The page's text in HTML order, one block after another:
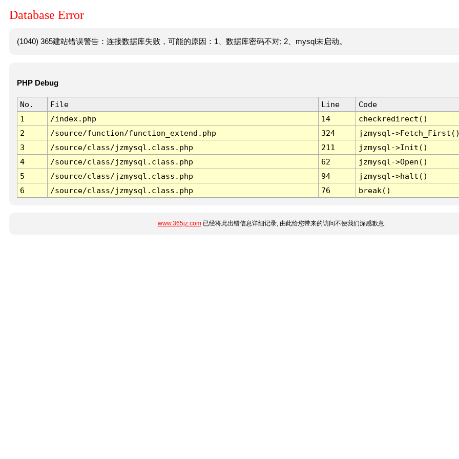
Database Error
(1040) 365建站错误警告：连接数据库失败，可能的原因：1、数据库密码不对; 2、mysql未启动。
PHP Debug
No. File Line
Code
1
/index.php 14
checkredirect()
2
/source/function/function_extend.php 324
jzmysql-
3
/source/class/jzmysql.class.php 211
jzmysql->Init()
4
/source/class/jzmysql.class.php 62
jzmysql->Open()
5
/source/class/jzmysql.class.php 94
jzmysql->halt()
6
/source/class/jzmysql.class.php 76 break()
www.365jz.com已经将此出错信息详细记录, 由此给您带来的访问不便我们深感歉意.